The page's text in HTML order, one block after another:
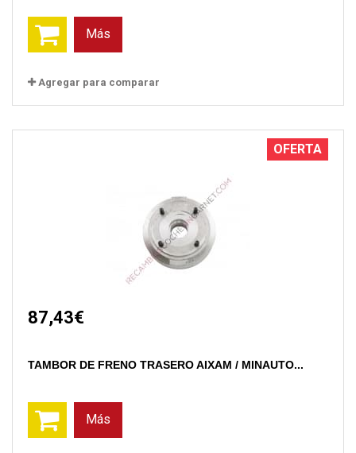
Más
Agregar para comparar
OFERTA
87,43€
TAMBOR DE FRENO TRASERO AIXAM / MINAUTO...
Más